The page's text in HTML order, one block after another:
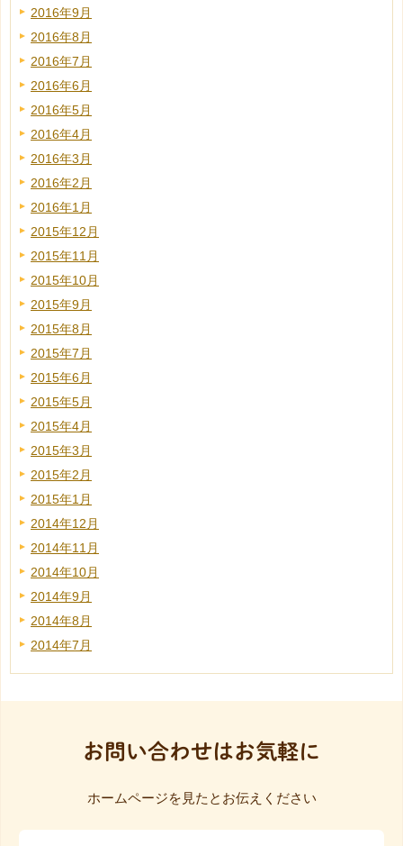
2016年9月
2016年8月
2016年7月
2016年6月
2016年5月
2016年4月
2016年3月
2016年2月
2016年1月
2015年12月
2015年11月
2015年10月
2015年9月
2015年8月
2015年7月
2015年6月
2015年5月
2015年4月
2015年3月
2015年2月
2015年1月
2014年12月
2014年11月
2014年10月
2014年9月
2014年8月
2014年7月
お問い合わせはお気軽に
ホームページを見たとお伝えください